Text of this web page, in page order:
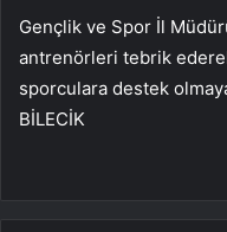
Gençlik ve Spor İl
antrenörleri tebrik
sporculara destek
BİLECİK